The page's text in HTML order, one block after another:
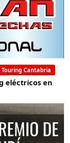
Touring Cantabria
eléctricos en